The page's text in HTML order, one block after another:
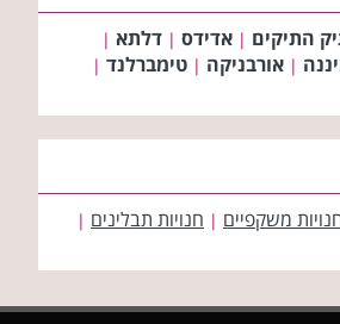
התיקים | אדידס | דלתא |
| אורבניקה | טימברלנד |
משקפיים | חנויות תבלינים |